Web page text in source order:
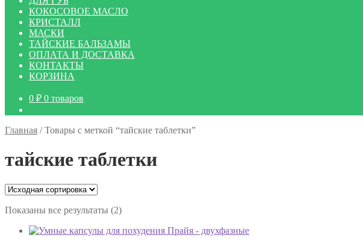
КОКОСОВОЕ МАСЛО
КРИСТАЛЛ
МАСКИ
ТАЙСКИЕ БАЛЬЗАМЫ
ОПЛАТА И ДОСТАВКА
КОНТАКТЫ
КОРЗИНА
0 ₽ 0 товаров
Главная /Товары с меткой “тайские таблетки”
тайские таблетки
Показаны все результаты (2)